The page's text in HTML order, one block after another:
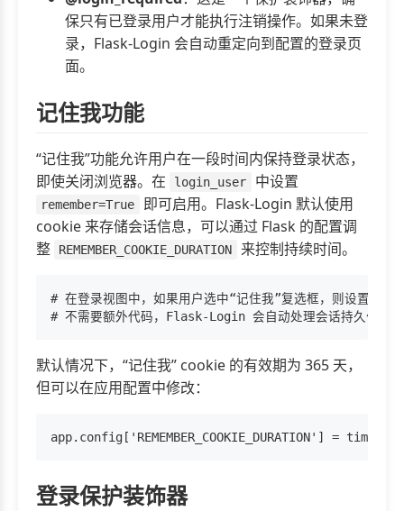
保只有已登录用户才能执行注销操作。如果未登
录，Flask-Login 会自动重定向到配置的登录页
面。
记住我功能
“记住我”功能允许用户在一段时间内保持登录状态，
即使关闭浏览器。在
login_user 中设置
remember=True
即可启用。Flask-Login 默认使用
cookie 来存储会话信息，可以通过 Flask 的配置调
整
REMEMBER_COOKIE_DURATION 来控制持续时间。
# 在登录视图中，如果用户选中“记住我”复选框，则设置
默认情况下，“记住我” cookie 的有效期为 365 天，
但可以在应用配置中修改：
登录保护装饰器